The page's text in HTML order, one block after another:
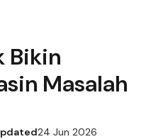
Bikin
Masalah
24 Jun 2026